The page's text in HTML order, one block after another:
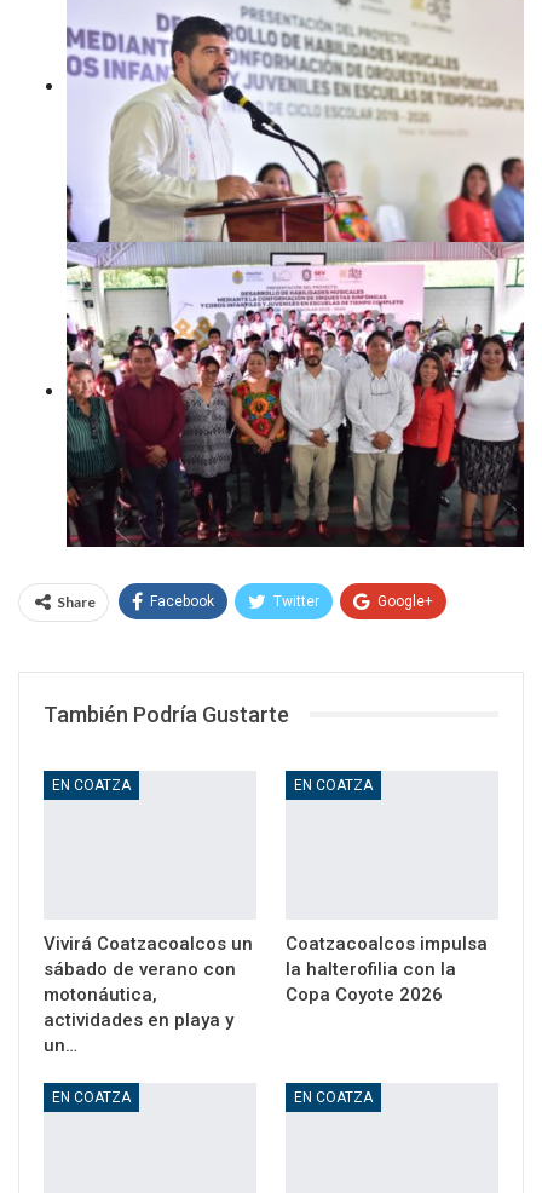
Share Facebook Twitter Google+
También Podría Gustarte
EN COATZA
Vivirá Coatzacoalcos un
sábado de verano con
motonáutica,
actividades en playa y
un…
EN COATZA
Coatzacoalcos impulsa
la halterofilia con la
Copa Coyote 2026
EN COATZA EN COATZA